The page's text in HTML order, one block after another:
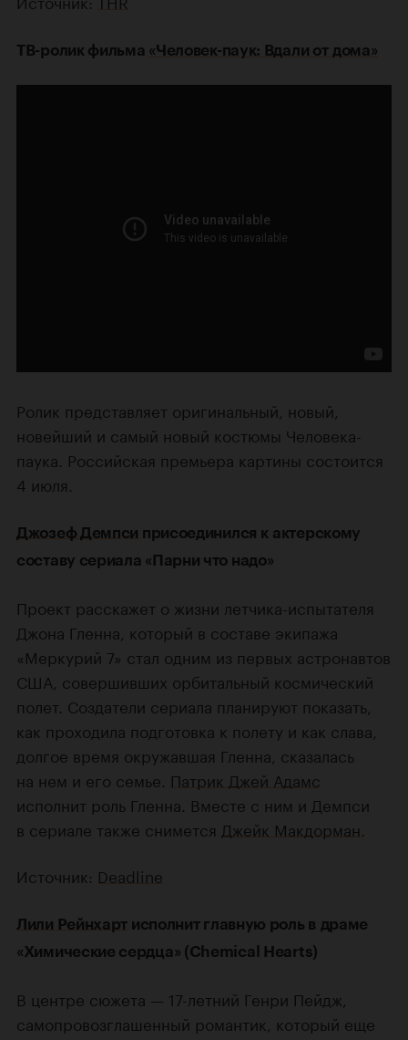
ТВ-ролик фильма «Человек-паук: Вдали от дома»
Ролик представляет оригинальный, новый,
новейший и самый новый костюмы Человека-
паука. Российская премьера картины состоится
4 июля.
Джозеф Демпси присоединился к актерскому
составу сериала «Парни что надо»
Проект расскажет о жизни летчика-испытателя
Джона Гленна, который в составе экипажа
«Меркурий 7» стал одним из первых астронавтов
США, совершивших орбитальный космический
полет. Создатели сериала планируют показать,
как проходила подготовка к полету и как слава,
долгое время окружавшая Гленна, сказалась
на нем и его семье. Патрик Джей Адамс
исполнит роль Гленна. Вместе с ним и Демпси
в сериале также снимется Джейк Макдорман
Источник: Deadline
Лили Рейнхарт исполнит главную роль в драме
«Химические сердца» (Chemical Hearts)
В центре сюжета — 17-летний Генри Пейдж,
самопровозглашенный романтик, который еще